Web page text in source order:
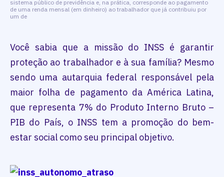
sistema público de previdência e, na prática, corresponde ao pagamento
de uma renda mensal (em dinheiro) ao trabalhador que já contribuiu por
um de
Você sabia que a missão do INSS é garantir
proteção ao trabalhador e à sua família? Mesmo
sendo uma autarquia federal responsável pela
maior folha de pagamento da América Latina,
que representa 7% do Produto Interno Bruto –
PIB do País, o INSS tem a promoção do bem-
estar social como seu principal objetivo.